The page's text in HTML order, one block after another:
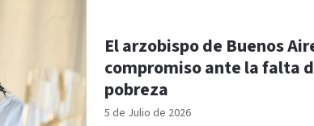
5 de Julio de 2026
El arzobispo de Buenos
compromiso ante la falta
pobreza